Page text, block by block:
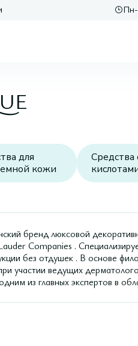
Пн-
для
кожи
Средства
бренд люксовой
Companies .
без отдушек . В основе
участии ведущих
из главных экспертов в